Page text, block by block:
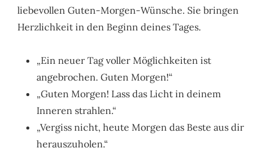
liebevollen Guten-Morgen-Wünsche. Sie bringen
Herzlichkeit in den Beginn deines Tages.
„Ein neuer Tag voller Möglichkeiten ist
angebrochen. Guten Morgen!“
„Guten Morgen! Lass das Licht in deinem
Inneren strahlen.“
„Vergiss nicht, heute Morgen das Beste aus dir
herauszuholen.“